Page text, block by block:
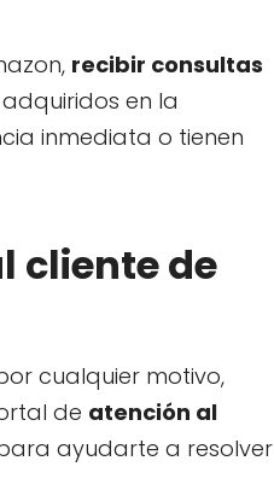
recibir consultas
en la
inmediata o tienen
cliente de
cualquier motivo,
de atención al
ayudarte a resolver